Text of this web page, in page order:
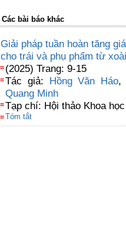
Các bài báo khác
Giải pháp tuần hoàn tăng
cho trái và phụ phẩm từ xoài
(2025) Trang: 9-15
Tác giả: Hồng Văn Háo
Quang Minh
Tạp chí: Hội thảo Khoa
Tóm tắt